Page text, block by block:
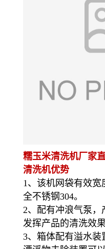
糯玉米清洗机厂家
清洗机优势
1、该机网袋有效宽
全不锈钢304。
2、配有冲浪气泵
发挥产品的清洗效果
3、箱体配有溢水